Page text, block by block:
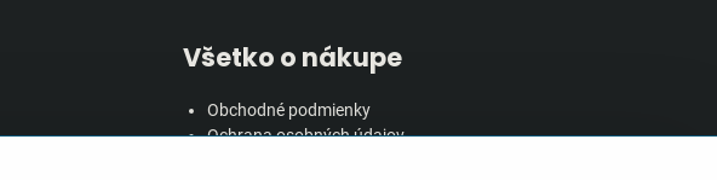
Všetko o nákupe
Obchodné podmienky
Ochrana osobných údajov